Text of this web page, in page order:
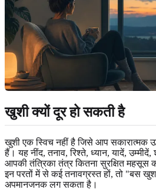
खुशी क्यों दूर हो सकती है
खुशी एक स्विच नहीं है जिसे आप सकारात्मक
हैं। यह नींद, तनाव, रिश्ते, ध्यान, यादें, उम्मीदें,
आपकी तंत्रिका तंत्र कितना सुरक्षित
इन परतों में से कई तनावग्रस्त हों, तो "बस
अपमानजनक लग सकता है।